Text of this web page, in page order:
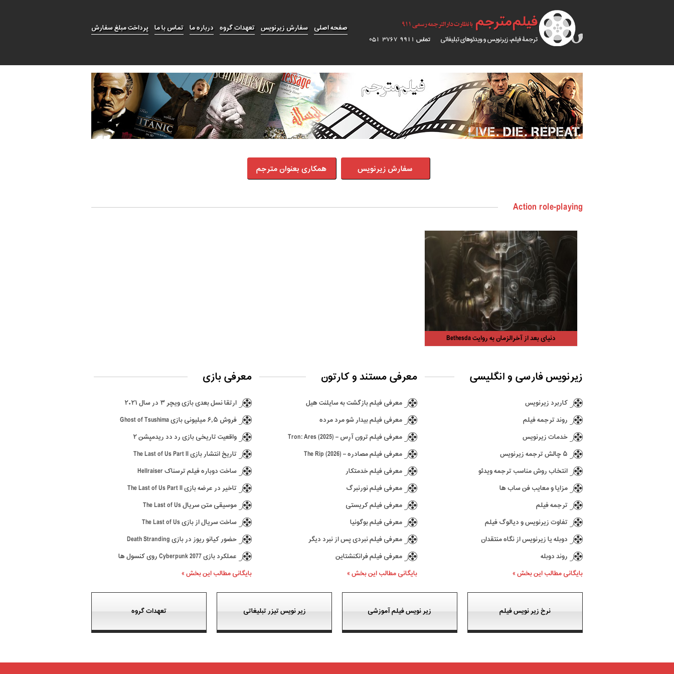
پرداخت مبلغ سفارش تماس با ما درباره ما تعهدات گروه سفارش زیرنویس صفحه اصلی
سفارش زیرنویس همکاری بعنوان مترجم
Action role-playing
دنیای بعد از آخرالزمان به روایت Bethesda
زیرنویس فارسی و انگلیسی
کاربرد زیرنویس
روند ترجمه فیلم
خدمات زیرنویس
۵ چالش ترجمه زیرنویس
انتخاب روش مناسب ترجمه ویدئو
مزایا و معایب فن ساب ها
ترجمه فیلم
تفاوت زیرنویس و دیالوگ فیلم
دوبله یا زیرنویس از نگاه منتقدان
روند دوبله
بایگانی مطالب این بخش »
معرفی مستند و کارتون
معرفی فیلم بازگشت به سایلنت هیل
معرفی فیلم بیدار شو مرد مرده
معرفی فیلم ترون آرِس – Tron: Ares (2025)
معرفی فیلم مصادره – The Rip (2026)
معرفی فیلم خدمتکار
معرفی فیلم نورنبرگ
معرفی فیلم کریستی
معرفی فیلم بوگونیا
معرفی فیلم نبردی پس از نبرد دیگر
معرفی فیلم فرانکنشتاین
بایگانی مطالب این بخش »
معرفی بازی
ارتقا نسل بعدی بازی ویچر ۳ در سال ۲۰۲۱
فروش ۶٫۵ میلیونی بازی Ghost of Tsushima
واقعیت تاریخی بازی رد دد ریدمپشن ۲
تاریخ انتشار بازی The Last of Us Part II
ساخت دوباره فیلم ترسناک Hellraiser
تاخیر در عرضه بازی The Last of Us Part II
موسیقی متن سریال The Last of Us
ساخت سریال از بازی The Last of Us
حضور کیانو ریوز در بازی Death Stranding
عملکرد بازی Cyberpunk 2077 روی کنسول ها
بایگانی مطالب این بخش »
نرخ زیر نویس فیلم زیر نویس فیلم آموزشی زیر نویس تیزر تبلیغاتی تعهدات گروه